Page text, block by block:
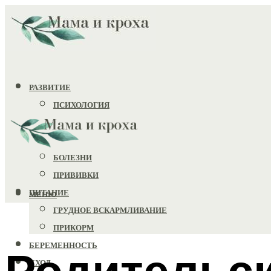
РАЗВИТИЕ
ПСИХОЛОГИЯ
ИГРУШКИ
ЗДОРОВЬЕ
БОЛЕЗНИ
ПРИВИВКИ
ПИТАНИЕ
ГРУДНОЕ ВСКАРМЛИВАНИЕ
ПРИКОРМ
БЕРЕМЕННОСТЬ
УХОД
МЕНЮ